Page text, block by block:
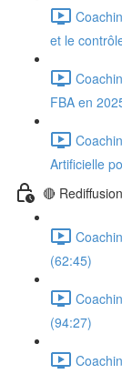
et le
FBA en
Artificielle
🔴
(62:45)
(94:27)